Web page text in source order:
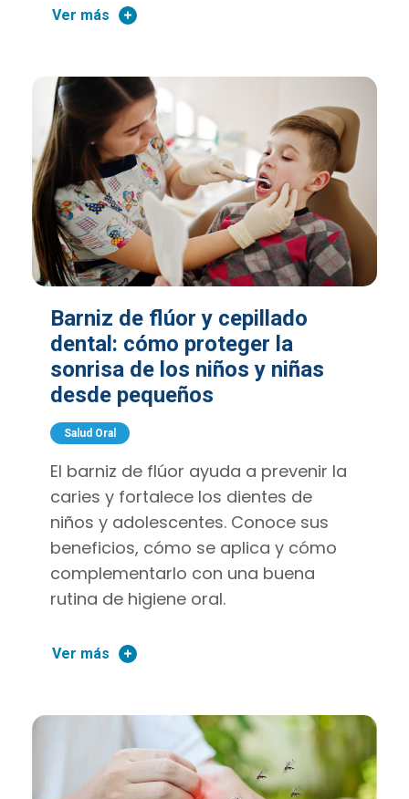
Ver más
Barniz de flúor y cepillado
dental: cómo proteger la
sonrisa de los niños y niñas
desde pequeños
Salud Oral
El barniz de flúor ayuda a prevenir la
caries y fortalece los dientes de
niños y adolescentes. Conoce sus
beneficios, cómo se aplica y cómo
complementarlo con una buena
rutina de higiene oral.
Ver más